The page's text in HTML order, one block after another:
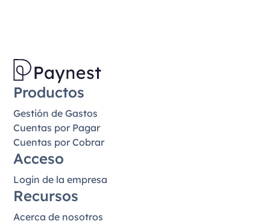
Productos
Gestión de Gastos
Cuentas por Pagar
Cuentas por Cobrar
Acceso
Login de la empresa
Recursos
Acerca de nosotros